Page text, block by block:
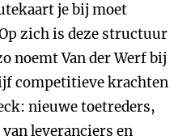
je bij moet
zich is deze structuur
noemt Van der Werf bij
competitieve krachten
nieuwe toetreders,
leveranciers en